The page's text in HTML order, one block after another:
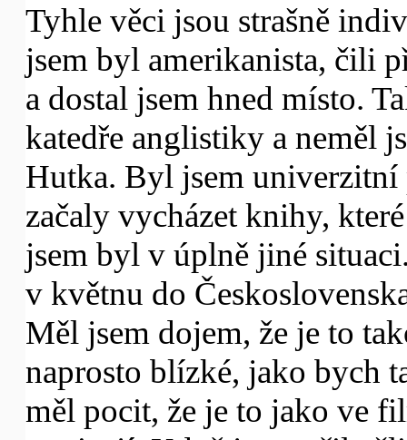
Tyhle věci jsou strašně
jsem byl amerikanista, čili
a dostal jsem hned místo.
katedře anglistiky a neměl
Hutka. Byl jsem univerzitní
začaly vycházet knihy,
jsem byl v úplně jiné
v květnu do
Měl jsem dojem, že je to
naprosto blízké, jako bych
měl pocit, že je to jako ve